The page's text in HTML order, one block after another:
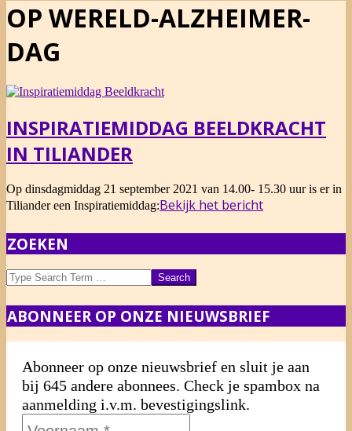
OP WERELD-ALZHEIMER-
DAG
INSPIRATIEMIDDAG BEELDKRACHT
IN TILIANDER
2021-
08-
Op dinsdagmiddag 21 september 2021 van 14.00- 15.30 uur is er in
Tiliander een Inspiratiemiddag:Bekijk het bericht
ZOEKEN
Search
ABONNEER OP ONZE NIEUWSBRIEF
Abonneer op onze nieuwsbrief en sluit je aan
bij 645 andere abonnees. Check je spambox na
aanmelding i.v.m. bevestigingslink.